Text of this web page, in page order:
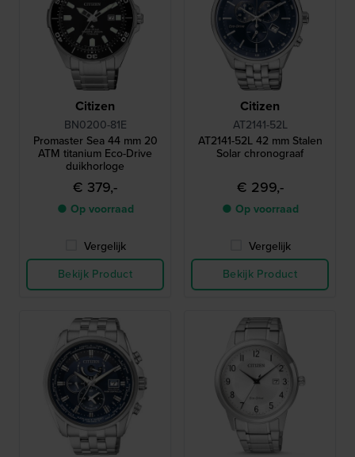
Citizen
BN0200-81E
Promaster Sea 44 mm 20
ATM titanium Eco-Drive
duikhorloge
€ 379,-
● Op voorraad
Vergelijk
Bekijk Product
Citizen
AT2141-52L
AT2141-52L 42 mm Stalen
Solar chronograaf
€ 299,-
● Op voorraad
Vergelijk
Bekijk Product